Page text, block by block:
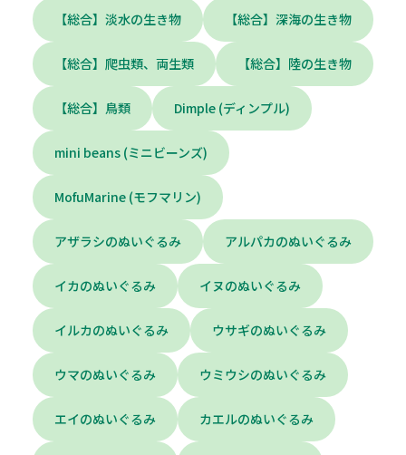
【総合】淡水の生き物 【総合】深海の生き物
【総合】爬虫類、両生類 【総合】陸の生き物
【総合】鳥類 Dimple (ディンプル)
mini beans (ミニビーンズ)
MofuMarine (モフマリン)
アザラシのぬいぐるみ アルパカのぬいぐるみ
イカのぬいぐるみ イヌのぬいぐるみ
イルカのぬいぐるみ ウサギのぬいぐるみ
ウマのぬいぐるみ ウミウシのぬいぐるみ
エイのぬいぐるみ カエルのぬいぐるみ